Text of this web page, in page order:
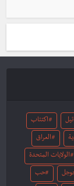
اكتئاب
العراق
الولايات المتحدة
حب